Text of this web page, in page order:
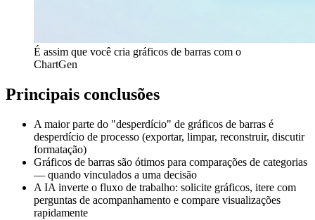
É assim que você cria gráficos de barras com o
ChartGen
Principais conclusões
A maior parte do "desperdício" de gráficos de barras é
desperdício de processo (exportar, limpar, reconstruir, discutir
formatação)
Gráficos de barras são ótimos para comparações de categorias
— quando vinculados a uma decisão
A IA inverte o fluxo de trabalho: solicite gráficos, itere com
perguntas de acompanhamento e compare visualizações
rapidamente